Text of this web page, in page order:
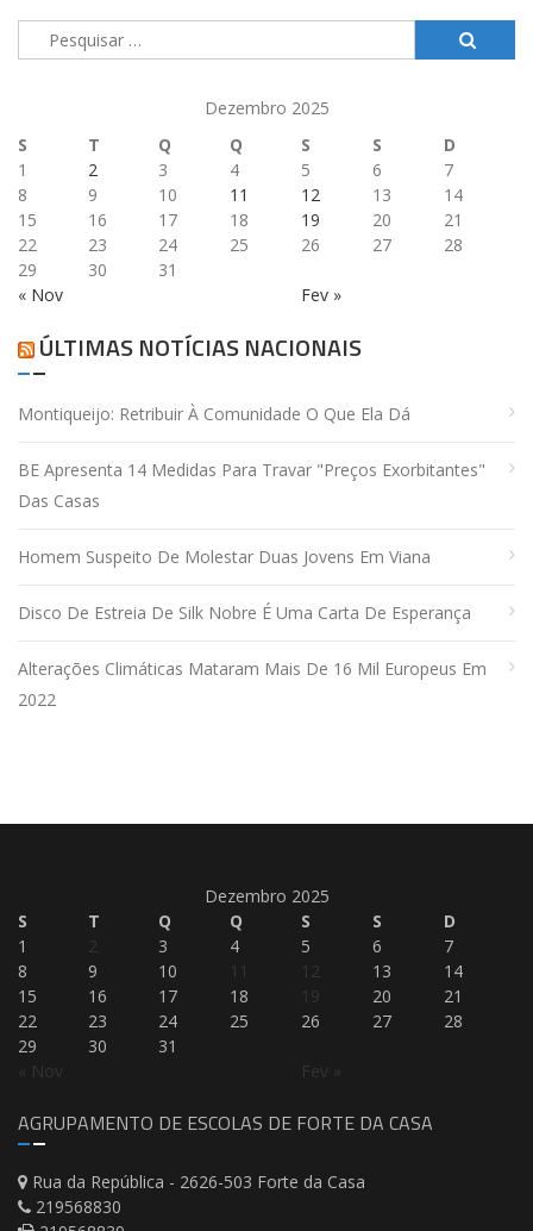
Pesquisar
por:
Dezembro 2025
S
T Q Q S S D
« Nov Fev »
1 2 3 4 5 6
7
8
9 10 11 12 13
14
15
16 17 18 19 20
21
22
23 24 25 26 27
28
29
30 31
ÚLTIMAS NOTÍCIAS NACIONAIS
Montiqueijo: Retribuir À Comunidade O Que Ela Dá
BE Apresenta 14 Medidas Para Travar "preços Exorbitantes"
Das Casas
Homem Suspeito De Molestar Duas Jovens Em Viana
Disco De Estreia De Silk Nobre É Uma Carta De Esperança
Alterações Climáticas Mataram Mais De 16 Mil Europeus Em
2022
Dezembro 2025
S
T Q Q S S D
« Nov Fev »
1 2 3 4 5 6
7
8
9 10 11 12 13
14
15
16 17 18 19 20
21
22
23 24 25 26 27
28
29
30 31
AGRUPAMENTO DE ESCOLAS DE FORTE DA CASA
Rua da República - 2626-503 Forte da Casa
219568830